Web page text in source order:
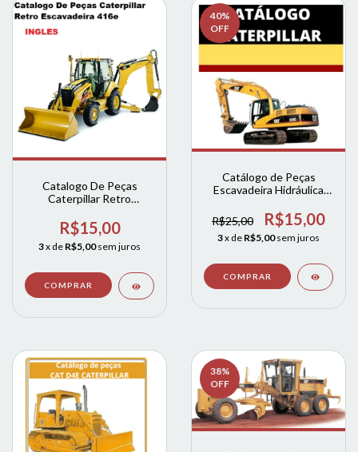
Catalogo De Peças
Caterpillar Retro
(INGLES)
R$15,00
3x de R$5,00 sem juros
40%
OFF
Catálogo de Peças
Escavadeira Hidráulica
R$25,00
R$15,00
3x de R$5,00 sem juros
38%
OFF